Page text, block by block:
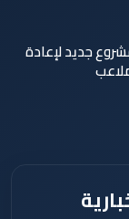
جديد لإعادة